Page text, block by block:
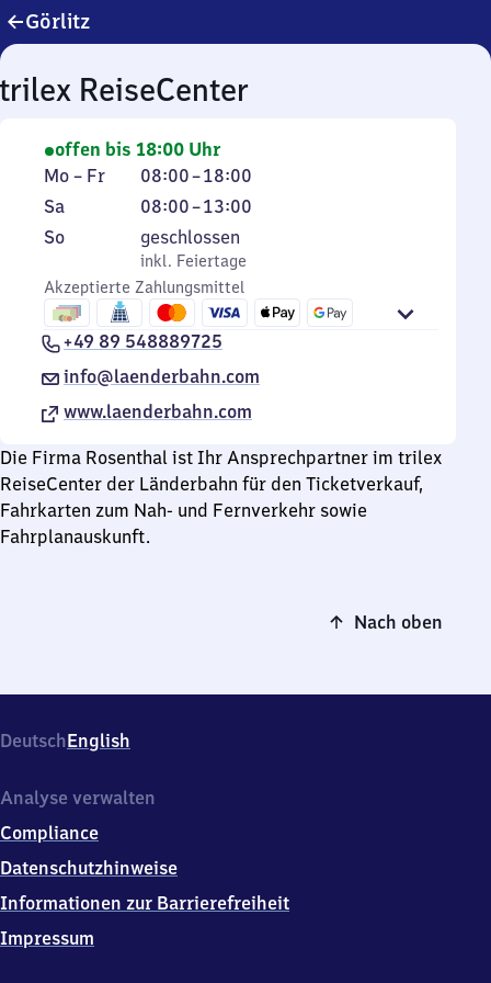
Görlitz
ReiseCenter
offen bis 18:00 Uhr
Montag
bis
Freitag
Mo – Fr 08:00–18:00
Von
8
bis
18
Uhr
Samstag
Sa 08:00–13:00
Von
8
Uhr
bis
13
Uhr
Sonntag
So,
inkl. Feiertage
geschlossen
inkl. Feiertage
Akzeptierte Zahlungsmittel
+49 89 548889725
info@laenderbahn.com
www.laenderbahn.com
Die Firma Rosenthal ist Ihr Ansprechpartner im trilex
ReiseCenter der Länderbahn für den Ticketverkauf,
Fahrkarten zum Nah- und Fernverkehr sowie
Fahrplanauskunft.
Nach oben
DeutschEnglish
Analyse verwalten
Compliance
Datenschutzhinweise
Informationen zur Barrierefreiheit
Impressum